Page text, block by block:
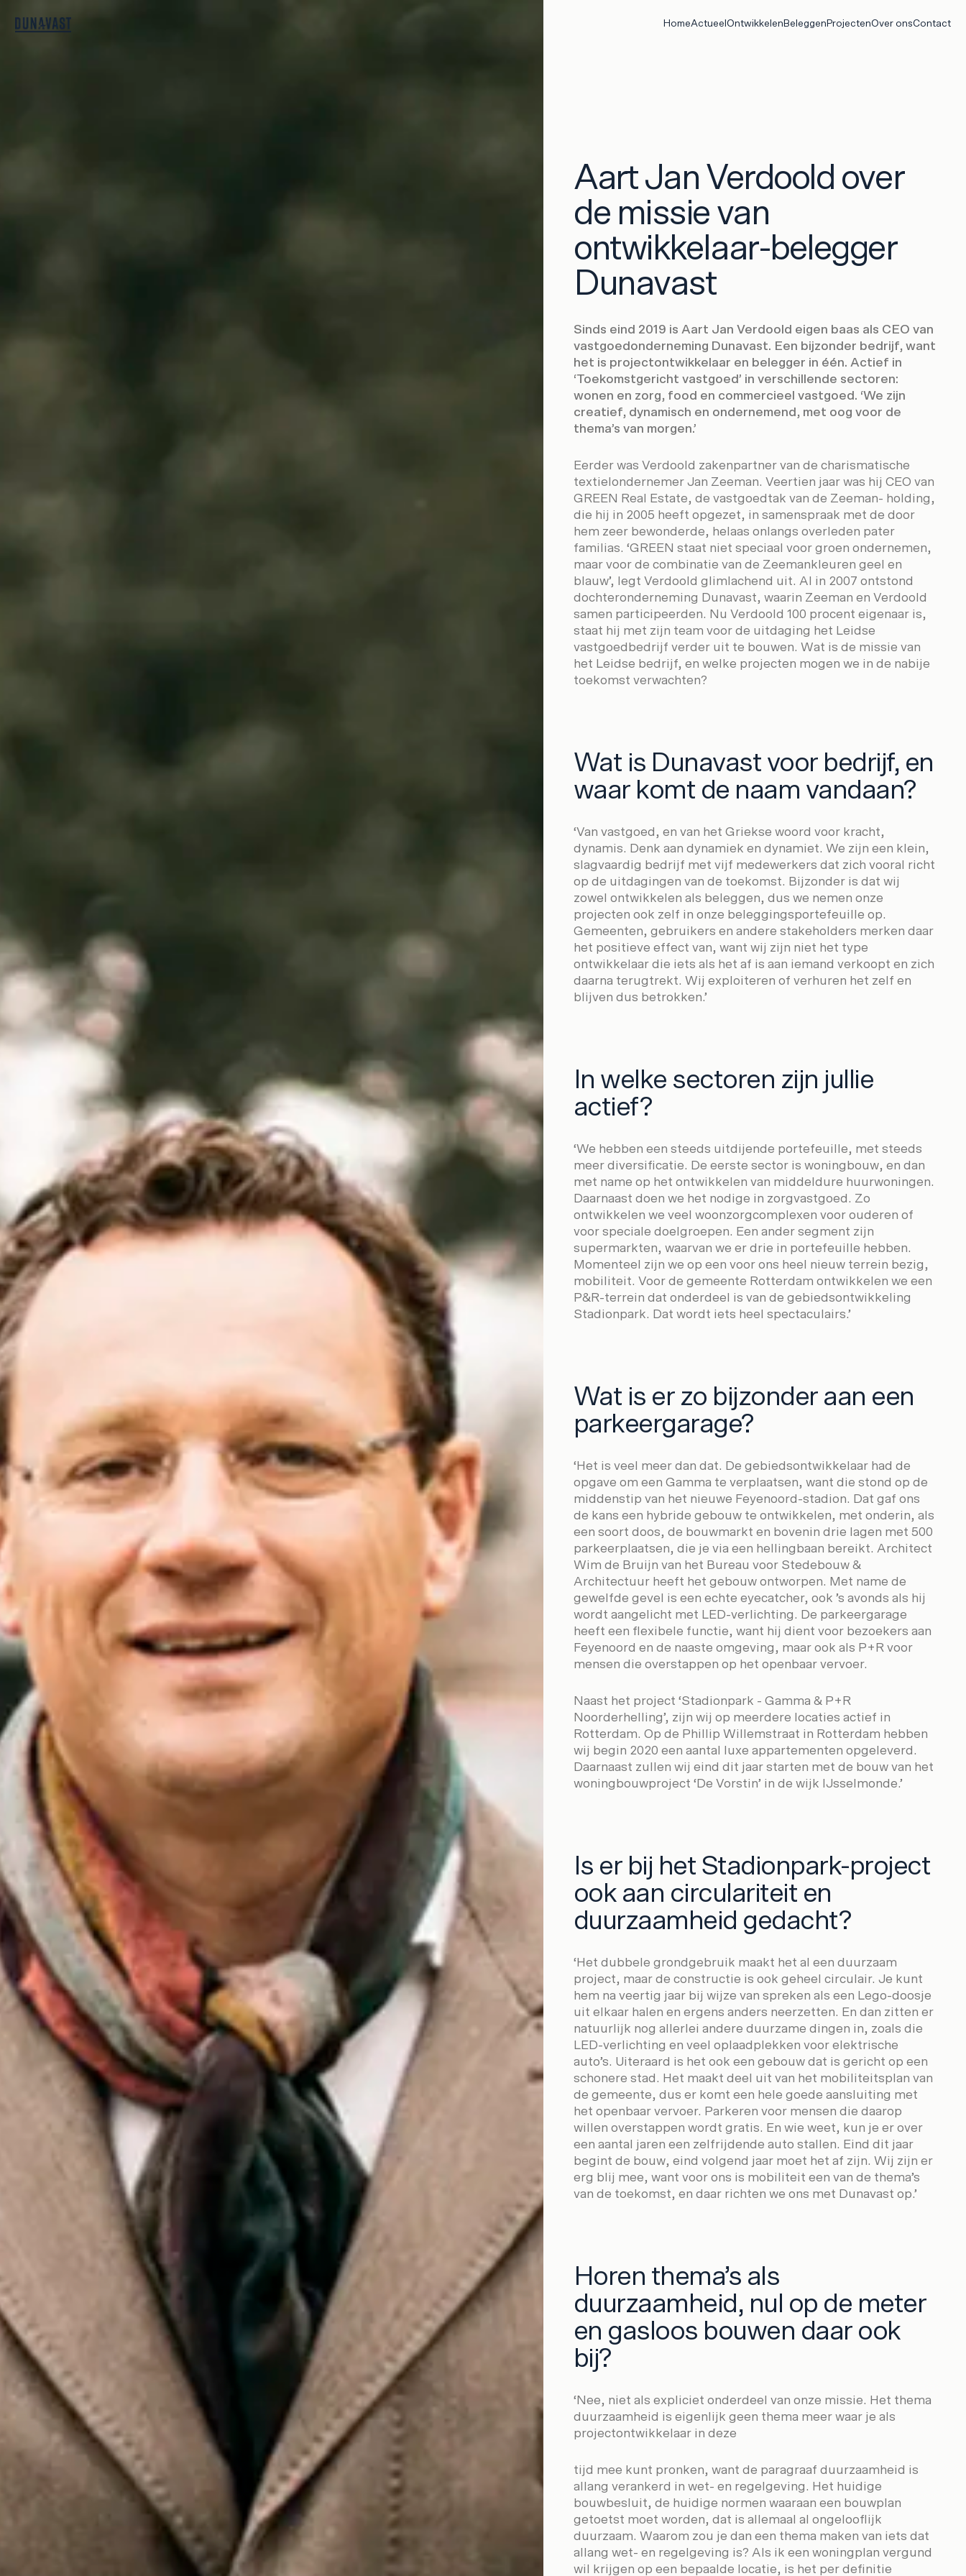
HomeActueel Ontwikkelen Beleggen ProjectenOver onsContact
Aart Jan Verdoold over
de missie van
ontwikkelaar-belegger
Dunavast
Sinds eind 2019 is Aart Jan Verdoold eigen baas als CEO van
vastgoedonderneming Dunavast. Een bijzonder bedrijf, want
het is projectontwikkelaar en belegger in één. Actief in
‘Toekomstgericht vastgoed’ in verschillende sectoren:
wonen en zorg, food en commercieel vastgoed. ‘We zijn
creatief, dynamisch en ondernemend, met oog voor de
thema’s van morgen.’
Eerder was Verdoold zakenpartner van de charismatische
textielondernemer Jan Zeeman. Veertien jaar was hij CEO van
GREEN Real Estate, de vastgoedtak van de Zeeman- holding,
die hij in 2005 heeft opgezet, in samenspraak met de door
hem zeer bewonderde, helaas onlangs overleden pater
familias. ‘GREEN staat niet speciaal voor groen ondernemen,
maar voor de combinatie van de Zeemankleuren geel en
blauw’, legt Verdoold glimlachend uit. Al in 2007 ontstond
dochteronderneming Dunavast, waarin Zeeman en Verdoold
samen participeerden. Nu Verdoold 100 procent eigenaar is,
staat hij met zijn team voor de uitdaging het Leidse
vastgoedbedrijf verder uit te bouwen. Wat is de missie van
het Leidse bedrijf, en welke projecten mogen we in de nabije
toekomst verwachten?
Wat is Dunavast voor bedrijf, en
waar komt de naam vandaan?
‘Van vastgoed, en van het Griekse woord voor kracht,
dynamis. Denk aan dynamiek en dynamiet. We zijn een klein,
slagvaardig bedrijf met vijf medewerkers dat zich vooral richt
op de uitdagingen van de toekomst. Bijzonder is dat wij
zowel ontwikkelen als beleggen, dus we nemen onze
projecten ook zelf in onze beleggingsportefeuille op.
Gemeenten, gebruikers en andere stakeholders merken daar
het positieve effect van, want wij zijn niet het type
ontwikkelaar die iets als het af is aan iemand verkoopt en zich
daarna terugtrekt. Wij exploiteren of verhuren het zelf en
blijven dus betrokken.’
In welke sectoren zijn jullie
actief?
‘We hebben een steeds uitdijende portefeuille, met steeds
meer diversificatie. De eerste sector is woningbouw, en dan
met name op het ontwikkelen van middeldure huurwoningen.
Daarnaast doen we het nodige in zorgvastgoed. Zo
ontwikkelen we veel woonzorgcomplexen voor ouderen of
voor speciale doelgroepen. Een ander segment zijn
supermarkten, waarvan we er drie in portefeuille hebben.
Momenteel zijn we op een voor ons heel nieuw terrein bezig,
mobiliteit. Voor de gemeente Rotterdam ontwikkelen we een
P&R-terrein dat onderdeel is van de gebiedsontwikkeling
Stadionpark. Dat wordt iets heel spectaculairs.’
Wat is er zo bijzonder aan een
parkeergarage?
‘Het is veel meer dan dat. De gebiedsontwikkelaar had de
opgave om een Gamma te verplaatsen, want die stond op de
middenstip van het nieuwe Feyenoord-stadion. Dat gaf ons
de kans een hybride gebouw te ontwikkelen, met onderin, als
een soort doos, de bouwmarkt en bovenin drie lagen met 500
parkeerplaatsen, die je via een hellingbaan bereikt. Architect
Wim de Bruijn van het Bureau voor Stedebouw &
Architectuur heeft het gebouw ontworpen. Met name de
gewelfde gevel is een echte eyecatcher, ook ’s avonds als hij
wordt aangelicht met LED-verlichting. De parkeergarage
heeft een flexibele functie, want hij dient voor bezoekers aan
Feyenoord en de naaste omgeving, maar ook als P+R voor
mensen die overstappen op het openbaar vervoer.
Naast het project ‘Stadionpark - Gamma & P+R
Noorderhelling’, zijn wij op meerdere locaties actief in
Rotterdam. Op de Phillip Willemstraat in Rotterdam hebben
wij begin 2020 een aantal luxe appartementen opgeleverd.
Daarnaast zullen wij eind dit jaar starten met de bouw van het
woningbouwproject ‘De Vorstin’ in de wijk IJsselmonde.’
Is er bij het Stadionpark-project
ook aan circulariteit en
duurzaamheid gedacht?
‘Het dubbele grondgebruik maakt het al een duurzaam
project, maar de constructie is ook geheel circulair. Je kunt
hem na veertig jaar bij wijze van spreken als een Lego-doosje
uit elkaar halen en ergens anders neerzetten. En dan zitten er
natuurlijk nog allerlei andere duurzame dingen in, zoals die
LED-verlichting en veel oplaadplekken voor elektrische
auto’s. Uiteraard is het ook een gebouw dat is gericht op een
schonere stad. Het maakt deel uit van het mobiliteitsplan van
de gemeente, dus er komt een hele goede aansluiting met
het openbaar vervoer. Parkeren voor mensen die daarop
willen overstappen wordt gratis. En wie weet, kun je er over
een aantal jaren een zelfrijdende auto stallen. Eind dit jaar
begint de bouw, eind volgend jaar moet het af zijn. Wij zijn er
erg blij mee, want voor ons is mobiliteit een van de thema’s
van de toekomst, en daar richten we ons met Dunavast op.’
Horen thema’s als
duurzaamheid, nul op de meter
en gasloos bouwen daar ook
bij?
‘Nee, niet als expliciet onderdeel van onze missie. Het thema
duurzaamheid is eigenlijk geen thema meer waar je als
projectontwikkelaar in deze
tijd mee kunt pronken, want de paragraaf duurzaamheid is
allang verankerd in wet- en regelgeving. Het huidige
bouwbesluit, de huidige normen waaraan een bouwplan
getoetst moet worden, dat is allemaal al ongelooflijk
duurzaam. Waarom zou je dan een thema maken van iets dat
allang wet- en regelgeving is? Als ik een woningplan vergund
wil krijgen op een bepaalde locatie, is het per definitie